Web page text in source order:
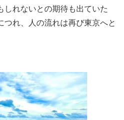
しれないとの期待も出ていた
つれ、人の流れは再び東京へと